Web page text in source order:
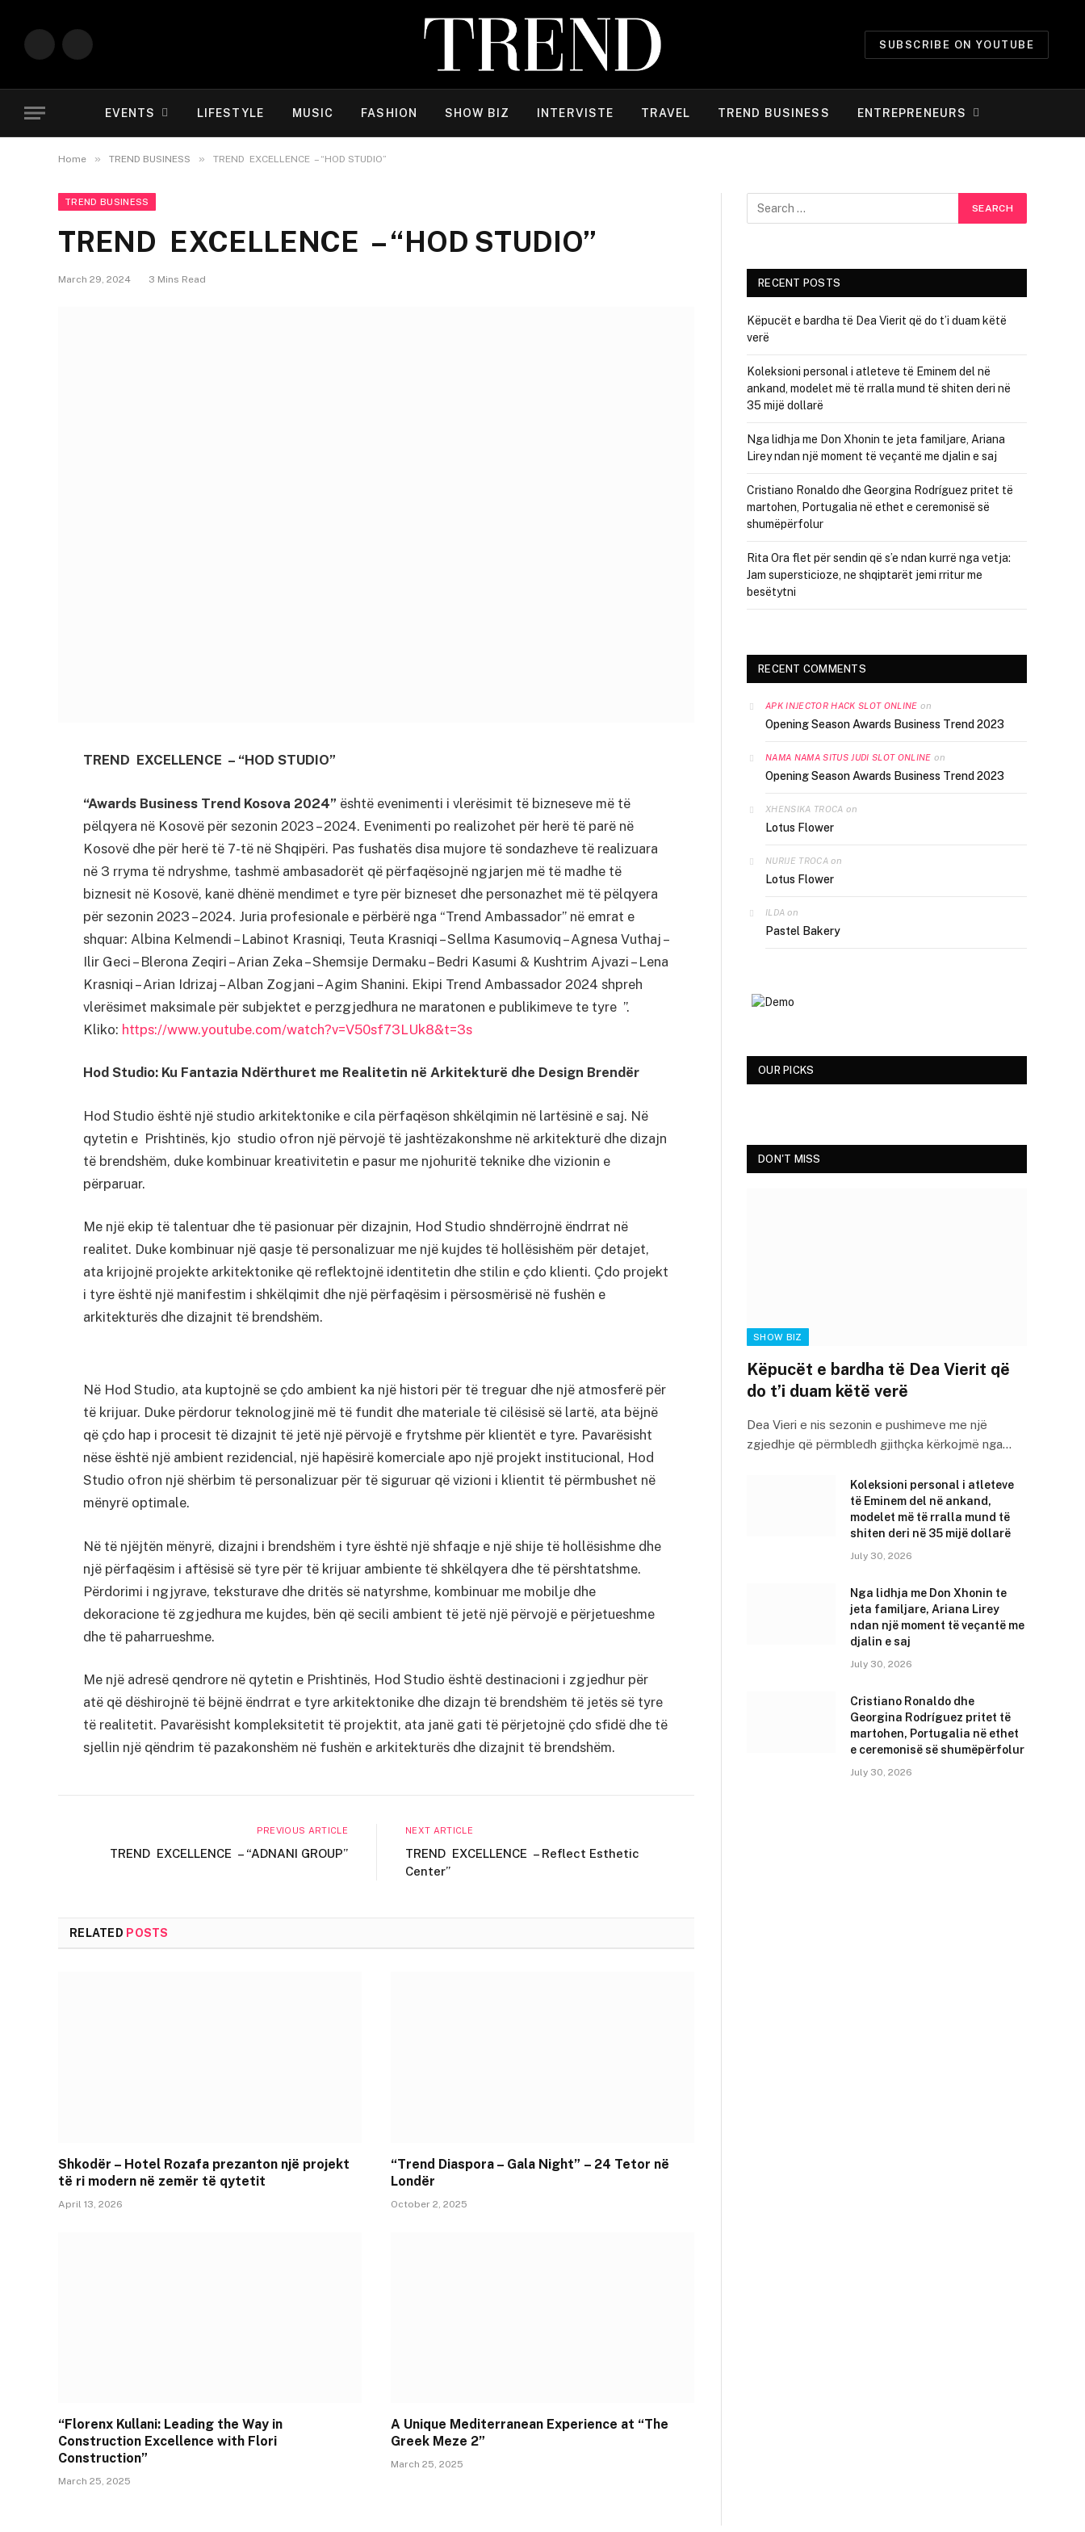
InstagramYouTube
SUBSCRIBE ON YOUTUBE
EVENTS LIFESTYLE MUSIC FASHION SHOW BIZ INTERVISTE TRAVEL TREND BUSINESS ENTREPRENEURS
Home » TREND BUSINESS » TREND EXCELLENCE – “HOD STUDIO”
TREND BUSINESS
TREND EXCELLENCE – “HOD STUDIO”
March 29, 2024 3 Mins Read
TREND EXCELLENCE – “HOD STUDIO”
“Awards Business Trend Kosova 2024” është evenimenti i vlerësimit të bizneseve më të
pëlqyera në Kosovë për sezonin 2023 – 2024. Evenimenti po realizohet për herë të parë në
Kosovë dhe për herë të 7-të në Shqipëri. Pas fushatës disa mujore të sondazheve të realizuara
në 3 rryma të ndryshme, tashmë ambasadorët që përfaqësojnë ngjarjen më të madhe të
biznesit në Kosovë, kanë dhënë mendimet e tyre për bizneset dhe personazhet më të pëlqyera
për sezonin 2023 – 2024. Juria profesionale e përbërë nga “Trend Ambassador” në emrat e
shquar: Albina Kelmendi – Labinot Krasniqi, Teuta Krasniqi – Sellma Kasumoviq – Agnesa Vuthaj –
Ilir Geci – Blerona Zeqiri – Arian Zeka – Shemsije Dermaku – Bedri Kasumi & Kushtrim Ajvazi – Lena
Krasniqi – Arian Idrizaj – Alban Zogjani – Agim Shanini. Ekipi Trend Ambassador 2024 shpreh
vlerësimet maksimale për subjektet e perzgjedhura ne maratonen e publikimeve te tyre ”.
Kliko: https://www.youtube.com/watch?v=V50sf73LUk8&t=3s
Hod Studio: Ku Fantazia Ndërthuret me Realitetin në Arkitekturë dhe Design Brendër
Hod Studio është një studio arkitektonike e cila përfaqëson shkëlqimin në lartësinë e saj. Në
qytetin e Prishtinës, kjo studio ofron një përvojë të jashtëzakonshme në arkitekturë dhe dizajn
të brendshëm, duke kombinuar kreativitetin e pasur me njohuritë teknike dhe vizionin e
përparuar.
Me një ekip të talentuar dhe të pasionuar për dizajnin, Hod Studio shndërrojnë ëndrrat në
realitet. Duke kombinuar një qasje të personalizuar me një kujdes të hollësishëm për detajet,
ata krijojnë projekte arkitektonike që reflektojnë identitetin dhe stilin e çdo klienti. Çdo projekt
i tyre është një manifestim i shkëlqimit dhe një përfaqësim i përsosmërisë në fushën e
arkitekturës dhe dizajnit të brendshëm.
Në Hod Studio, ata kuptojnë se çdo ambient ka një histori për të treguar dhe një atmosferë për
të krijuar. Duke përdorur teknologjinë më të fundit dhe materiale të cilësisë së lartë, ata bëjnë
që çdo hap i procesit të dizajnit të jetë një përvojë e frytshme për klientët e tyre. Pavarësisht
nëse është një ambient rezidencial, një hapësirë komerciale apo një projekt institucional, Hod
Studio ofron një shërbim të personalizuar për të siguruar që vizioni i klientit të përmbushet në
mënyrë optimale.
Në të njëjtën mënyrë, dizajni i brendshëm i tyre është një shfaqje e një shije të hollësishme dhe
një përfaqësim i aftësisë së tyre për të krijuar ambiente të shkëlqyera dhe të përshtatshme.
Përdorimi i ngjyrave, teksturave dhe dritës së natyrshme, kombinuar me mobilje dhe
dekoracione të zgjedhura me kujdes, bën që secili ambient të jetë një përvojë e përjetueshme
dhe të paharrueshme.
Me një adresë qendrore në qytetin e Prishtinës, Hod Studio është destinacioni i zgjedhur për
atë që dëshirojnë të bëjnë ëndrrat e tyre arkitektonike dhe dizajn të brendshëm të jetës së tyre
të realitetit. Pavarësisht kompleksitetit të projektit, ata janë gati të përjetojnë çdo sfidë dhe të
sjellin një qëndrim të pazakonshëm në fushën e arkitekturës dhe dizajnit të brendshëm.
PREVIOUS ARTICLE
TREND EXCELLENCE – “ADNANI GROUP”
NEXT ARTICLE
TREND EXCELLENCE – Reflect Esthetic
Center”
RELATED POSTS
Shkodër – Hotel Rozafa prezanton një projekt
të ri modern në zemër të qytetit
April 13, 2026
“Trend Diaspora – Gala Night” – 24 Tetor në
Londër
October 2, 2025
“Florenx Kullani: Leading the Way in
Construction Excellence with Flori
Construction”
March 25, 2025
A Unique Mediterranean Experience at “The
Greek Meze 2”
March 25, 2025
RECENT POSTS
Këpucët e bardha të Dea Vierit që do t’i duam këtë
verë
Koleksioni personal i atleteve të Eminem del në
ankand, modelet më të rralla mund të shiten deri në
35 mijë dollarë
Nga lidhja me Don Xhonin te jeta familjare, Ariana
Lirey ndan një moment të veçantë me djalin e saj
Cristiano Ronaldo dhe Georgina Rodríguez pritet të
martohen, Portugalia në ethet e ceremonisë së
shumëpërfolur
Rita Ora flet për sendin që s’e ndan kurrë nga vetja:
Jam supersticioze, ne shqiptarët jemi rritur me
besëtytni
RECENT COMMENTS
APK INJECTOR HACK SLOT ONLINE on
Opening Season Awards Business Trend 2023
NAMA NAMA SITUS JUDI SLOT ONLINE on
Opening Season Awards Business Trend 2023
XHENSIKA TROCA on
Lotus Flower
NURIJE TROCAon
Lotus Flower
ILDA on
Pastel Bakery
OUR PICKS
DON'T MISS
SHOW BIZ
Këpucët e bardha të Dea Vierit që
do t’i duam këtë verë
Dea Vieri e nis sezonin e pushimeve me një
zgjedhje që përmbledh gjithçka kërkojmë nga…
Koleksioni personal i atleteve
të Eminem del në ankand,
modelet më të rralla mund të
shiten deri në 35 mijë dollarë
July 30, 2026
Nga lidhja me Don Xhonin te
jeta familjare, Ariana Lirey
ndan një moment të veçantë me
djalin e saj
July 30, 2026
Cristiano Ronaldo dhe
Georgina Rodríguez pritet të
martohen, Portugalia në ethet
e ceremonisë së shumëpërfolur
July 30, 2026